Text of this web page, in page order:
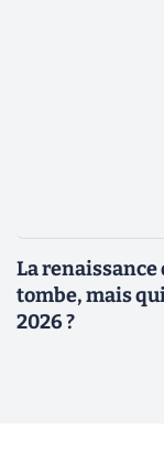
La renaissance
tombe, mais
2026 ?